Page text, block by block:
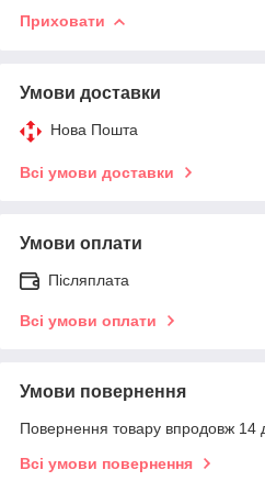
Приховати
Умови доставки
Нова Пошта
Всі умови доставки
Умови оплати
Післяплата
Всі умови оплати
Умови повернення
Повернення товару впродовж 14
Всі умови повернення